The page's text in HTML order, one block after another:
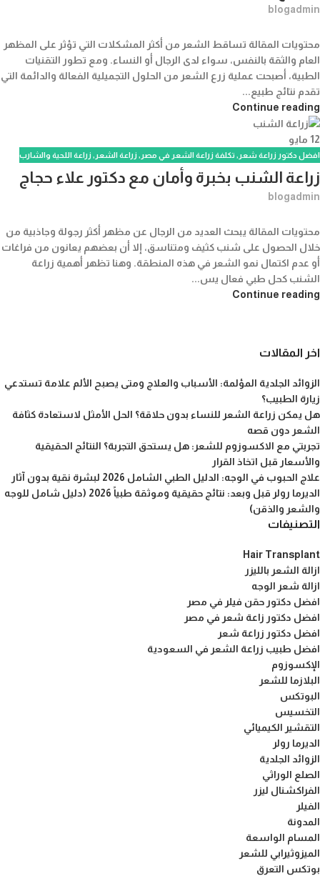
blogadmin
محتويات المقالة تساقط الشعر من أكثر المشكلات التي تؤثر على المظهر
العام والثقة بالنفس، سواء لدى الرجال أو النساء. ومع تطور التقنيات
الطبية، أصبحت عملية زرع الشعر من الحلول التجميلية الفعالة والدائمة التي
تقدم نتائج طبيع...
Continue reading
12 مايو
افضل دكتور زراعة شعر , تكلفة زراعة الشعر في مصر , زراعة الشعر , زراعة اللحية والشارب
زراعة الشنب بخبرة وأمان مع دكتور علاء حجاج
blogadmin
محتويات المقالة يبحث العديد من الرجال عن مظهر أكثر رجولة وجاذبية من
خلال الحصول على شنب كثيف ومتناسق، إلا أن بعضهم يعانون من فراغات
أو عدم اكتمال نمو الشعر في هذه المنطقة. وهنا تظهر أهمية زراعة
الشنب كحل طبي فعال يس...
Continue reading
اخر المقالات
الزوائد الجلدية المؤلمة: الأسباب والعلاج ومتى يصبح الألم علامة تستدعي
زيارة الطبيب؟
هل يمكن زراعة الشعر للنساء بدون حلاقة؟ الحل الأمثل لاستعادة كثافة
الشعر دون قصه
تجربتي مع الاكسوزوم للشعر: هل يستحق التجربة؟ النتائج الحقيقية
والأسعار قبل اتخاذ القرار
علاج الحبوب في الوجه: الدليل الطبي الشامل 2026 لبشرة نقية بدون آثار
الديرما رولر قبل وبعد: نتائج حقيقية وموثقة طبياً 2026 (دليل شامل للوجه
والشعر والذقن)
التصنيفات
Hair Transplant
ازالة الشعر بالليزر
ازالة شعر الوجه
افضل دكتور حقن فيلر في مصر
افضل دكتور زاعة شعر في مصر
افضل دكتور زراعة شعر
افضل طبيب زراعة الشعر في السعودية
الإكسوزوم
البلازما للشعر
البوتكس
التخسيس
التقشير الكيميائي
الديرما رولر
الزوائد الجلدية
الصلع الوراثي
الفراكشنال ليزر
الفيلر
المدونة
المسام الواسعة
الميزوثيرابي للشعر
بوتكس التعرق